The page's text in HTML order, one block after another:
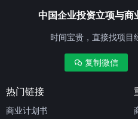
中国企业投资立项与商
时间宝贵，直接找项目
复制微信
热门链接
商业计划书